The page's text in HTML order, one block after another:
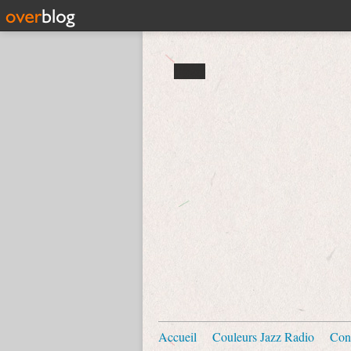
Accueil Couleurs Jazz Radio